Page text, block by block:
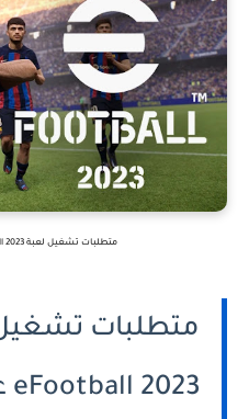
متطلبات تشغيل لعبة PES eFootball 2023 على الكمبيوتر
eFootball 2023 على الكمبيوتر